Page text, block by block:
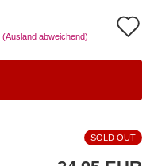
(Ausland abweichend)
SOLD OUT